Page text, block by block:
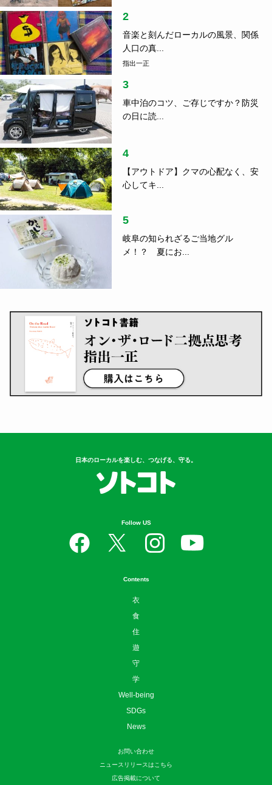
2
音楽と刻んだローカルの風景、関係
人口の真...
指出一正
3
車中泊のコツ、ご存じですか？防災
の日に読...
4
【アウトドア】クマの心配なく、安
心してキ...
5
岐阜の知られざるご当地グル
メ！？ 夏にお...
日本のローカルを楽しむ、つなげる、守る。
Follow US
Contents
衣
食
住
遊
守
学
Well-being
SDGs
News
お問い合わせ
ニュースリリースはこちら
広告掲載について